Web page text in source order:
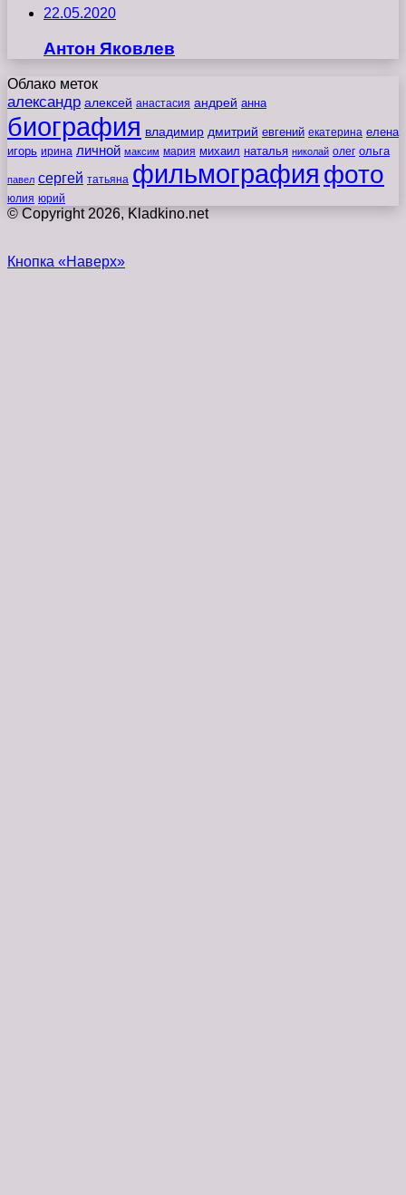
22.05.2020
Антон Яковлев
Облако меток
александр алексей анастасия андрей анна
биография владимир дмитрий евгений екатерина елена
игорь ирина личной максим мария михаил наталья николай олег ольга
павел сергей татьяна фильмография фото
юлия юрий
© Copyright 2026, Kladkino.net
Кнопка «Наверх»